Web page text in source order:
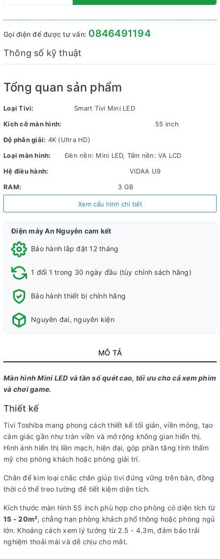
Gọi điện để được tư vấn: 0846491194
Thông số kỹ thuật
Tổng quan sản phẩm
Loại Tivi:
Smart Tivi Mini LED
Kích cỡ màn hình:
55 inch
Độ phân giải: 4K (Ultra HD)
Loại màn hình:
Đèn nền: Mini LED, Tấm nền: VA LCD
Hệ điều hành:
VIDAA U9
RAM:
3 GB
Chất liệu viền tivi:
Nơi sản xuất:
Năm ra mắt:
Công nghệ hình ảnh
Công
nghệ
Vision IQ
Dolby
Công
thông
minh AI
Picture
Optimizer
Đồng bộ
hình/tần
số quét
chơi
game
xé hình
độ trễ
Latency
gaming/HDR10+
Xem cấu hình chi tiết
Điện máy An Nguyễn cam kết
Bảo hành lắp đặt 12 tháng
1 đổi 1 trong 30 ngày đầu (tùy chính sách hãng)
Bảo hành thiết bị chính hãng
Nguyên đai, nguyên kiện
MÔ TẢ
Màn hình Mini LED và tần số quét cao, tối ưu cho cả xem phim
và chơi game.
Thiết kế
Tivi Toshiba mang phong cách thiết kế tối giản, viền mỏng, tạo
cảm giác gần như tràn viền và mở rộng không gian hiển thị.
Hình ảnh hiển thị liền mạch, hiện đại, góp phần tăng tính thẩm
mỹ cho phòng khách hoặc phòng giải trí.
Chân đế kim loại chắc chắn giúp tivi đứng vững trên bàn, đồng
thời có thể treo tường để tiết kiệm diện tích.
Kích thước màn hình 55 inch phù hợp cho phòng có diện tích từ
15 - 20m², chẳng hạn phòng khách phổ thông hoặc phòng ngủ
lớn. Khoảng cách xem lý tưởng từ 2.5 - 4.3m, đảm bảo trải
nghiệm thoải mái và dễ chịu cho mắt.